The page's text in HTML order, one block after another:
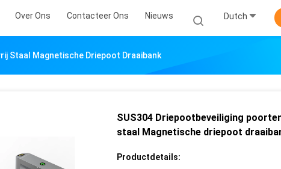
Over Ons Contacteer Ons Nieuws Dutch
Staal Magnetische Driepoot Draaibank
SUS304 Driepootbeveiliging
staal Magnetische driepoot
Productdetails: